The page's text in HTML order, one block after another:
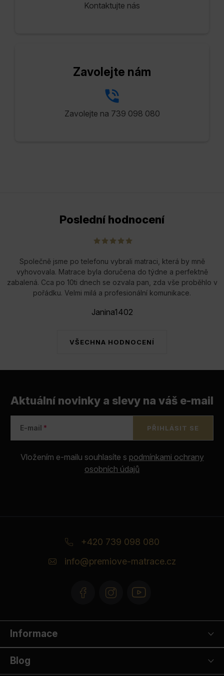
Kontaktujte nás
Zavolejte nám
Zavolejte na 739 098 080
Poslední hodnocení
VŠECHNA HODNOCENÍ
Společně jsme po telefonu vybrali matraci, která by mně
vyhovovala. Matrace byla doručena do týdne a perfektně
zabalená. Cca po 10ti dnech se ozvala pan, zda vše proběhlo v
pořádku. Velmi milá a profesionální komunikace.
Janina1402
Aktuální novinky a slevy na váš e-mail
E-mail
Vložením e-mailu souhlasíte s podmínkami ochrany
osobních údajů
PŘIHLÁSIT SE
Informace
Blog
+420 739 098 080
info@premiove-matrace.cz